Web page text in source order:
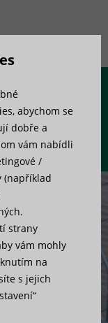
abychom se
dobře a
vám nabídli
/
(například
strany
vám mohly
na
s jejich